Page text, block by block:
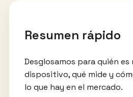
Resumen rápido
Desglosamos para quién es
dispositivo, qué mide y
lo que hay en el mercado.